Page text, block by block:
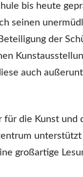
bis heute
seinen
der
auch
die Kunst
großartige